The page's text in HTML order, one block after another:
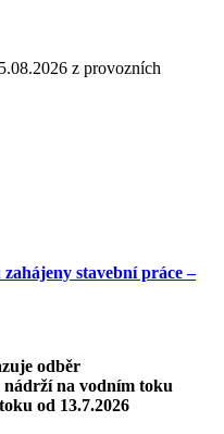
z provozních
stavební práce –
odběr
na vodním toku
od 13.7.2026